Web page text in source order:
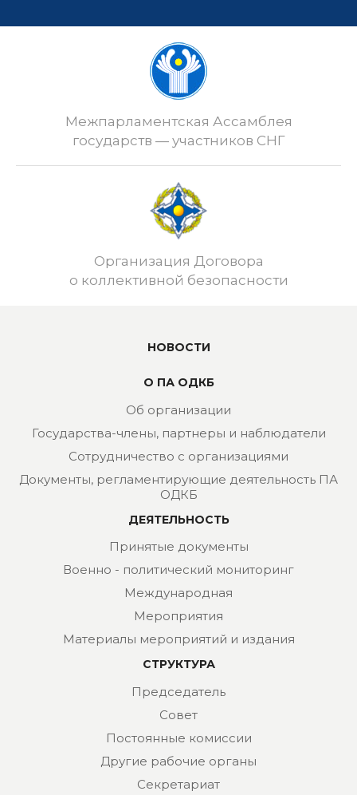
Межпарламентская Ассамблея
государств — участников СНГ
Организация Договора
о коллективной безопасности
НОВОСТИ
О ПА ОДКБ
Об организации
Государства-члены, партнеры и наблюдатели
Сотрудничество с организациями
Документы, регламентирующие деятельность ПА
ОДКБ
ДЕЯТЕЛЬНОСТЬ
Принятые документы
Военно - политический мониторинг
Международная
Мероприятия
Материалы мероприятий и издания
СТРУКТУРА
Председатель
Совет
Постоянные комиссии
Другие рабочие органы
Секретариат